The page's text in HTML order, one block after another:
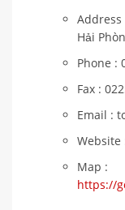
Address
Hải
Phone :
Fax :
Email :
Website
Map :
https://